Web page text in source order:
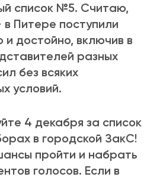
список №5. Считаю,
в Питере поступили
и достойно, включив в
разных
без всяких
условий.
4 декабря за список
в городской ЗакС!
пройти и набрать
голосов. Если в